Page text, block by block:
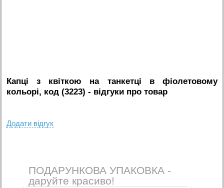
Капці з квіткою на танкетці в фіолетовому
кольорі, код (3223) - вiдгуки про товар
Додати вiдгук
ПОДАРУНКОВА УПАКОВКА -
даруйте красиво!